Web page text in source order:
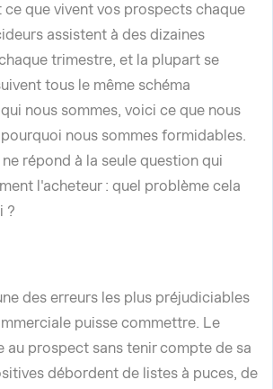
ce que vivent vos prospects chaque
assistent à des dizaines
trimestre, et la plupart se
tous le même schéma
nous sommes, voici ce que nous
nous sommes formidables.
répond à la seule question qui
l'acheteur : quel problème cela
?
des erreurs les plus préjudiciables
puisse commettre. Le
au prospect sans tenir compte de sa
débordent de listes à puces, de